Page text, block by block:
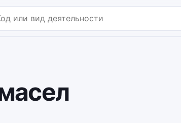
по коду или названию